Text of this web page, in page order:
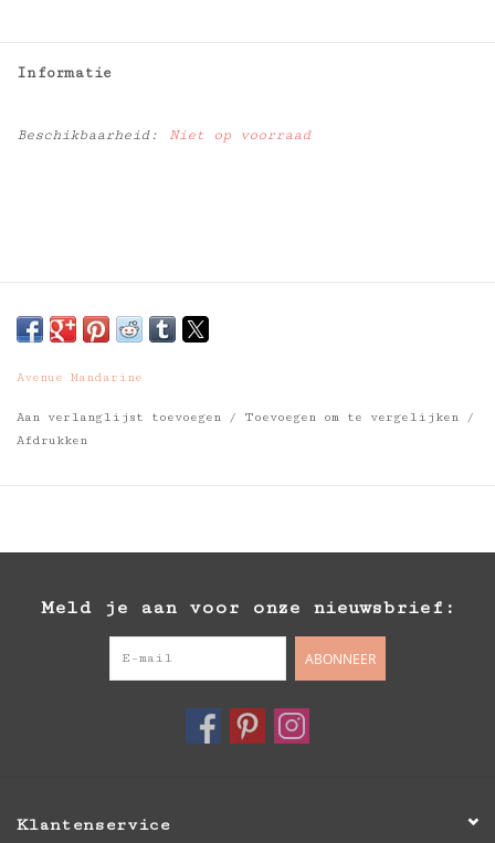
Informatie
Beschikbaarheid: Niet op voorraad
Avenue Mandarine
Aan verlanglijst toevoegen / Toevoegen om te vergelijken
/
Afdrukken
Meld je aan voor onze nieuwsbrief:
ABONNEER
Klantenservice